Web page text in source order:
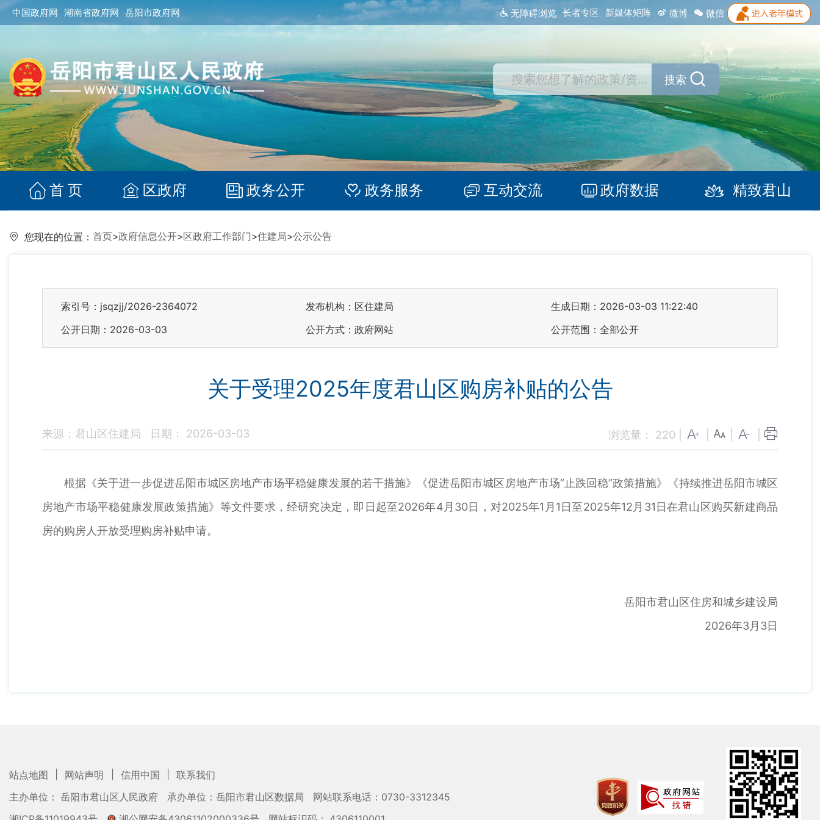
中国政府网 湖南省政府网 岳阳市政府网 无障碍浏览 长者专区 新媒体矩阵 微博 微信
搜索
首 页 区政府 政务公开 政务服务 互动交流 政府数据 精致君山
您现在的位置： 首页>政府信息公开>区政府工作部门>住建局>公示公告
索引号：jsqzjj/2026-2364072 发布机构：区住建局
生成日期：2026-03-03 11:22:40
公开日期：2026-03-03
公开方式：政府网站 公开范围：全部公开
关于受理2025年度君山区购房补贴的公告
来源：君山区住建局 日期： 2026-03-03 浏览量： 220
根据《关于进一步促进岳阳市城区房地产市场平稳健康发展的若干措施》《促进岳阳市城区房地产市场“止跌回稳”政策措施》《持续推进岳阳市城区
房地产市场平稳健康发展政策措施》等文件要求，经研究决定，即日起至2026年4月30日，对2025年1月1日至2025年12月31日在君山区购买新建商品
房的购房人开放受理购房补贴申请。
岳阳市君山区住房和城乡建设局
2026年3月3日
站点地图 网站声明 信用中国
联系我们
主办单位： 岳阳市君山区人民政府
承办单位：岳阳市君山区数据局
网站联系电话：0730-3312345